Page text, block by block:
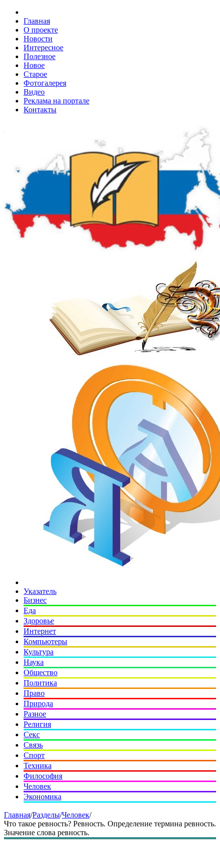
Главная
О проекте
Новости
Интересное
Полезное
Новое
Старое
Фотогалерея
Видео
Реклама на портале
Контакты
Указатель
Бизнес
Еда
Здоровье
Интернет
Компьютеры
Культура
Наука
Общество
Политика
Право
Природа
Разное
Религия
Секс
Связь
Спорт
Техника
Философия
Человек
Экономика
Главная/Разделы/Человек/
Что такое ревность? Ревность. Определение термина ревность.
Значение слова ревность.